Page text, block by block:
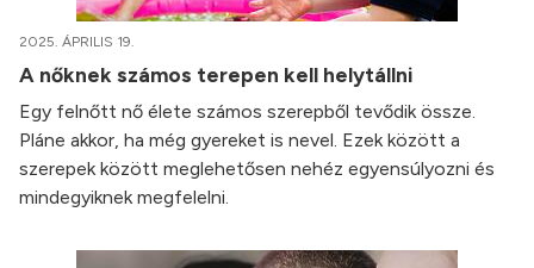
2025. ÁPRILIS 19.
A nőknek számos terepen kell helytállni
Egy felnőtt nő élete számos szerepből tevődik össze.
Pláne akkor, ha még gyereket is nevel. Ezek között a
szerepek között meglehetősen nehéz egyensúlyozni és
mindegyiknek megfelelni.